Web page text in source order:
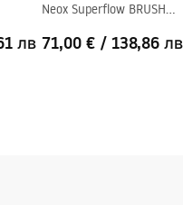
лв
Neox Superflow BRUSH
71,00 € / 138,86 лв